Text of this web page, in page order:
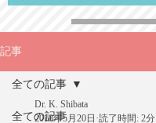
記事
全ての記事
全ての記事
Dr. K. Shibata
2018年5月20日 読了時間: 2分